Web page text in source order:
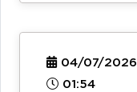
04/07/2026
01:54